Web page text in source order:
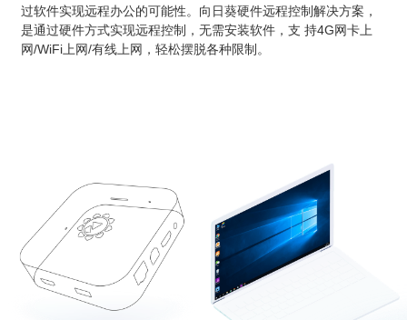
过软件实现远程办公的可能性。向日葵硬件远程控制解决方案，
是通过硬件方式实现远程控制，无需安装软件，支 持4G网卡上
网/WiFi上网/有线上网，轻松摆脱各种限制。